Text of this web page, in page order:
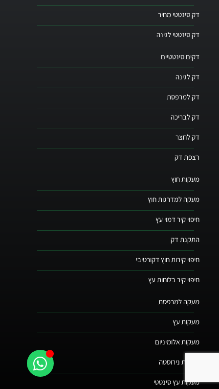
דק סינטטי מחיר
דק סינטטי לגינה
דקים סינטטיים
דק לגינה
דק למרפסת
דק לבריכה
דק לחצר
רצפת דק
מעקות חוץ
מעקה למדרגות חוץ
חיפוי קיר דמוי עץ
התקנת דק
חיפוי קירות חוץ דקורטיבי
חיפוי קיר בלוחות עץ
מעקה למרפסת
מעקות עץ
מעקות אלומיניום
מעקות נירוסטה
מעקות עץ סינטטי